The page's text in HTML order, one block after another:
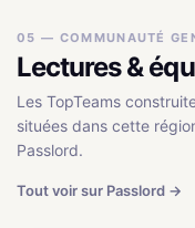
05 — COMMUNAUTÉ
Lectures &
Les TopTeams
situées dans cette
Passlord.
Tout voir sur Passlord →